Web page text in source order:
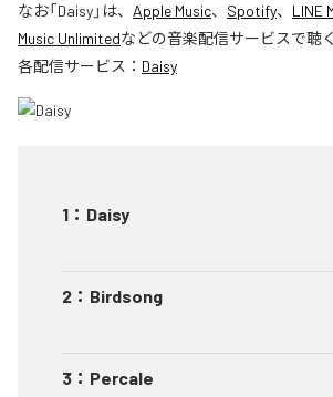
なお「Daisy」は、 Apple Music、 Spotify、 LINE
Music Unlimitedなどの音楽配信サービスで聴
各配信サービス： Daisy
1 ： Daisy
2 ： Birdsong
3 ： Percale